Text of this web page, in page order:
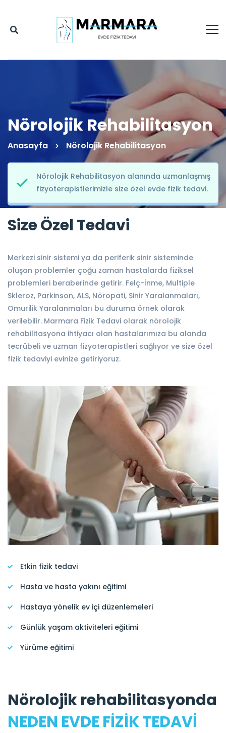
Nörolojik Rehabilitasyon
Anasayfa Nörolojik Rehabilitasyon
Nörolojik Rehabilitasyon alanında uzmanlaşmış
fizyoterapistlerimizle size özel evde fizik tedavi.
Size Özel Tedavi
Merkezi sinir sistemi ya da periferik sinir sisteminde
oluşan problemler çoğu zaman hastalarda fiziksel
problemleri beraberinde getirir. Felç-İnme, Multiple
Skleroz, Parkinson, ALS, Nöropati, Sinir Yaralanmaları,
Omurilik Yaralanmaları bu duruma örnek olarak
verilebilir. Marmara Fizik Tedavi olarak nörolojik
rehabilitasyona ihtiyacı olan hastalarımıza bu alanda
tecrübeli ve uzman fizyoterapistleri sağlıyor ve size özel
fizik tedaviyi evinize getiriyoruz.
Etkin fizik tedavi
Hasta ve hasta yakını eğitimi
Hastaya yönelik ev içi düzenlemeleri
Günlük yaşam aktiviteleri eğitimi
Yürüme eğitimi
Nörolojik rehabilitasyonda
NEDEN EVDE FİZİK TEDAVİ